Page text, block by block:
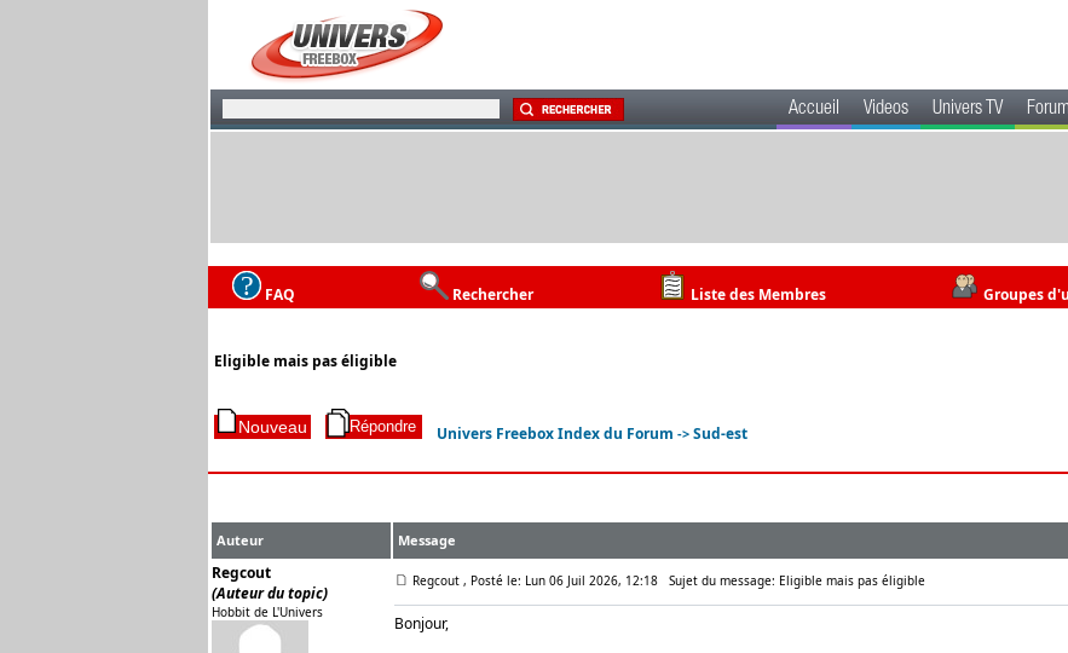
Accueil Videos Univers TV
FAQ Rechercher Liste des Membres Groupes
Eligible mais pas éligible
Univers Freebox Index du Forum -> Sud-est
Auteur Message
Regcout
(Auteur du topic)
Hobbit de L'Univers
Regcout , Posté le: Lun 06 Juil 2026, 12:18 Sujet du message: Eligible mais pas éligible
Bonjour,